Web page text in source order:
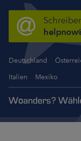
Deutschland
Italien Mexiko
Woanders?